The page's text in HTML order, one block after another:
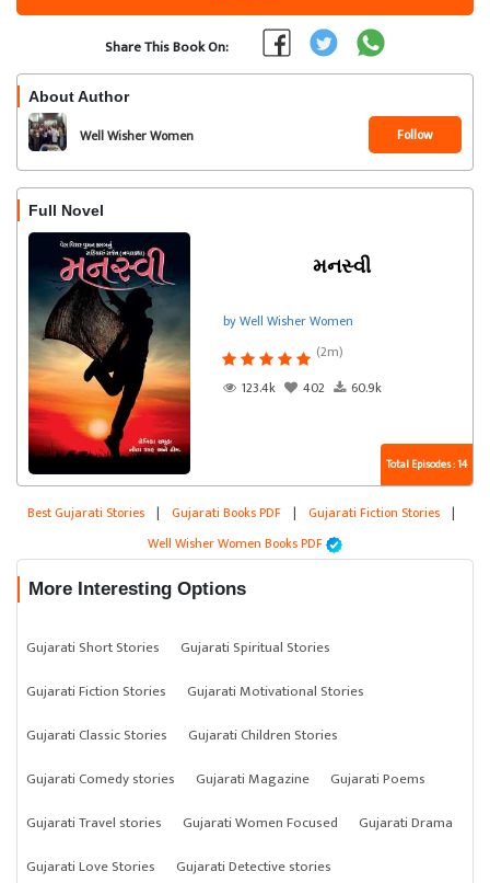
Share This Book On:
About Author
Well Wisher Women Follow
Full Novel
મનસ્વી
by Well Wisher Women
(2m)
123.4k
402 60.9k
Total Episodes : 14
Best Gujarati Stories | Gujarati Books PDF | Gujarati Fiction Stories |
Well Wisher Women Books PDF
More Interesting Options
Gujarati Short Stories
Gujarati Spiritual Stories
Gujarati Fiction Stories
Gujarati Motivational Stories
Gujarati Classic Stories
Gujarati Children Stories
Gujarati Comedy stories
Gujarati Magazine
Gujarati Poems
Gujarati Travel stories
Gujarati Women Focused
Gujarati Drama
Gujarati Love Stories
Gujarati Detective stories